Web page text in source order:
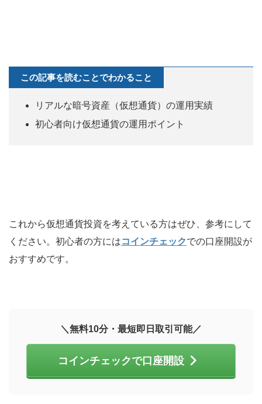
この記事を読むことでわかること
リアルな暗号資産（仮想通貨）の運用実績
初心者向け仮想通貨の運用ポイント
これから仮想通貨投資を考えている方はぜひ、参考にして
ください。初心者の方にはコインチェックでの口座開設が
おすすめです。
＼無料10分・最短即日取引可能／
コインチェックで口座開設